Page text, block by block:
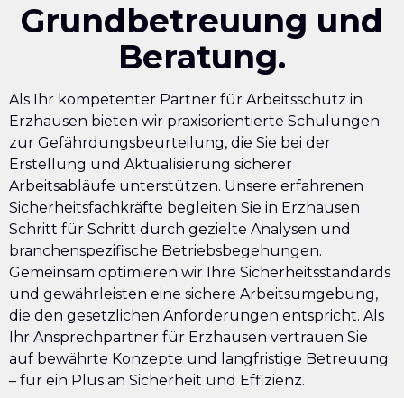
Grundbetreuung und
Beratung.
Als Ihr kompetenter Partner für Arbeitsschutz in
Erzhausen bieten wir praxisorientierte Schulungen
zur Gefährdungsbeurteilung, die Sie bei der
Erstellung und Aktualisierung sicherer
Arbeitsabläufe unterstützen. Unsere erfahrenen
Sicherheitsfachkräfte begleiten Sie in Erzhausen
Schritt für Schritt durch gezielte Analysen und
branchenspezifische Betriebsbegehungen.
Gemeinsam optimieren wir Ihre Sicherheitsstandards
und gewährleisten eine sichere Arbeitsumgebung,
die den gesetzlichen Anforderungen entspricht. Als
Ihr Ansprechpartner für Erzhausen vertrauen Sie
auf bewährte Konzepte und langfristige Betreuung
– für ein Plus an Sicherheit und Effizienz.